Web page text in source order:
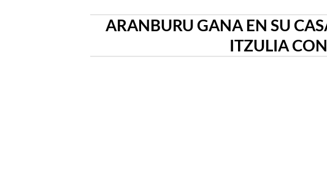
ARANBURU GANA EN SU
ITZULIA